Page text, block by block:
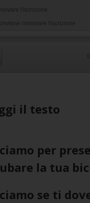
l'iscrizione
rinnovare l'iscrizione
il testo
per
la tua
se ti